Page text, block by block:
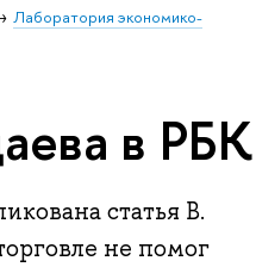
Лаборатория экономико-
в РБК
статья В.
не помог